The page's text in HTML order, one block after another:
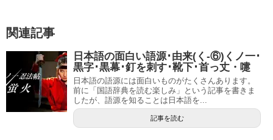
関連記事
日本語の面白い語源･由来(く-⑥)くノ一･
黒字･黒幕･釘を刺す･靴下･首っ丈・嚏
日本語の語源には面白いものがたくさんあります。
前に「国語辞典を読む楽しみ」という記事を書きま
したが、語源を知ることは日本語を...
記事を読む